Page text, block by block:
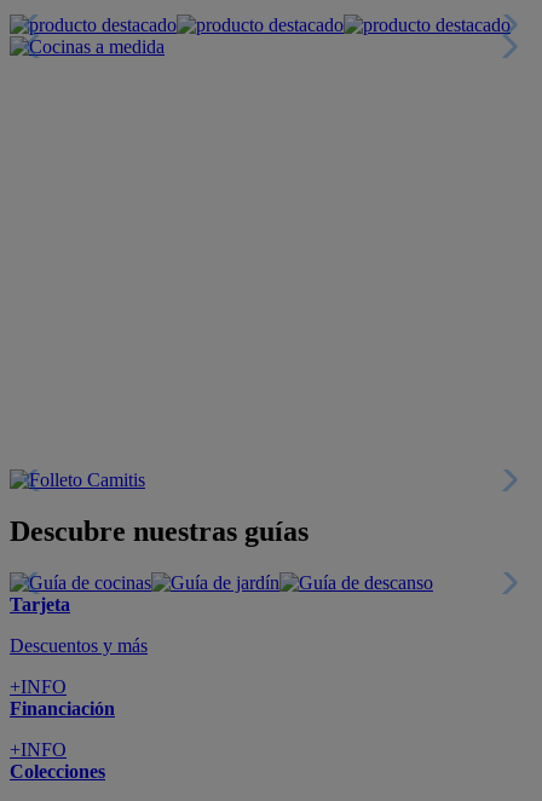
Descubre nuestras guías
Tarjeta
Descuentos y más
+INFO
Financiación
+INFO
Colecciones